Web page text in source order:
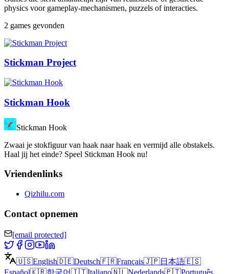
physics voor gameplay-mechanismen, puzzels of interacties.
2 games gevonden
Stickman Project
Stickman Hook
Stickman Hook
Zwaai je stokfiguur van haak naar haak en vermijd alle obstakels.
Haal jij het einde? Speel Stickman Hook nu!
Vriendenlinks
Qizhilu.com
Contact opnemen
[email protected]
🇺🇸English🇩🇪Deutsch🇫🇷Français🇯🇵日本語🇪🇸
Español🇰🇷한국어🇮🇹Italiano🇳🇱Nederlands🇵🇹Português